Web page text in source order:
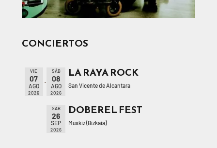
CONCIERTOS
VIE
07
AGO
2026
SÁB
08
AGO
2026
LA RAYA ROCK
San Vicente de Alcantara
SÁB
26
SEP
2026
DOBEREL FEST
Muskiz (Bizkaia)